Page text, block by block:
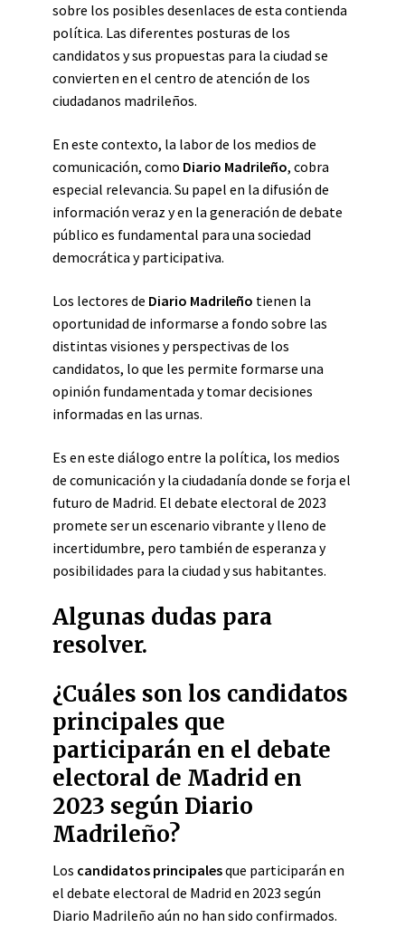
sobre los posibles desenlaces de esta contienda
política. Las diferentes posturas de los
candidatos y sus propuestas para la ciudad se
convierten en el centro de atención de los
ciudadanos madrileños.
En este contexto, la labor de los medios de
comunicación, como Diario Madrileño, cobra
especial relevancia. Su papel en la difusión de
información veraz y en la generación de debate
público es fundamental para una sociedad
democrática y participativa.
Los lectores de Diario Madrileño tienen la
oportunidad de informarse a fondo sobre las
distintas visiones y perspectivas de los
candidatos, lo que les permite formarse una
opinión fundamentada y tomar decisiones
informadas en las urnas.
Es en este diálogo entre la política, los medios
de comunicación y la ciudadanía donde se forja el
futuro de Madrid. El debate electoral de 2023
promete ser un escenario vibrante y lleno de
incertidumbre, pero también de esperanza y
posibilidades para la ciudad y sus habitantes.
Algunas dudas para
resolver.
¿Cuáles son los candidatos
principales que
participarán en el debate
electoral de Madrid en
2023 según Diario
Madrileño?
Los candidatos principalesque participarán en
el debate electoral de Madrid en 2023 según
Diario Madrileño aún no han sido confirmados.